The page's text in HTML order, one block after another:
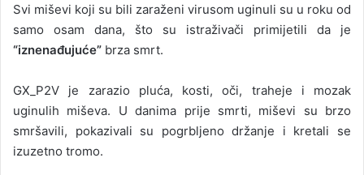
Svi miševi koji su bili zaraženi virusom uginuli su u roku od
samo osam dana, što su istraživači primijetili da je
“iznenađujuće” brza smrt.
GX_P2V je zarazio pluća, kosti, oči, traheje i mozak
uginulih miševa. U danima prije smrti, miševi su brzo
smršavili, pokazivali su pogrbljeno držanje i kretali se
izuzetno tromo.